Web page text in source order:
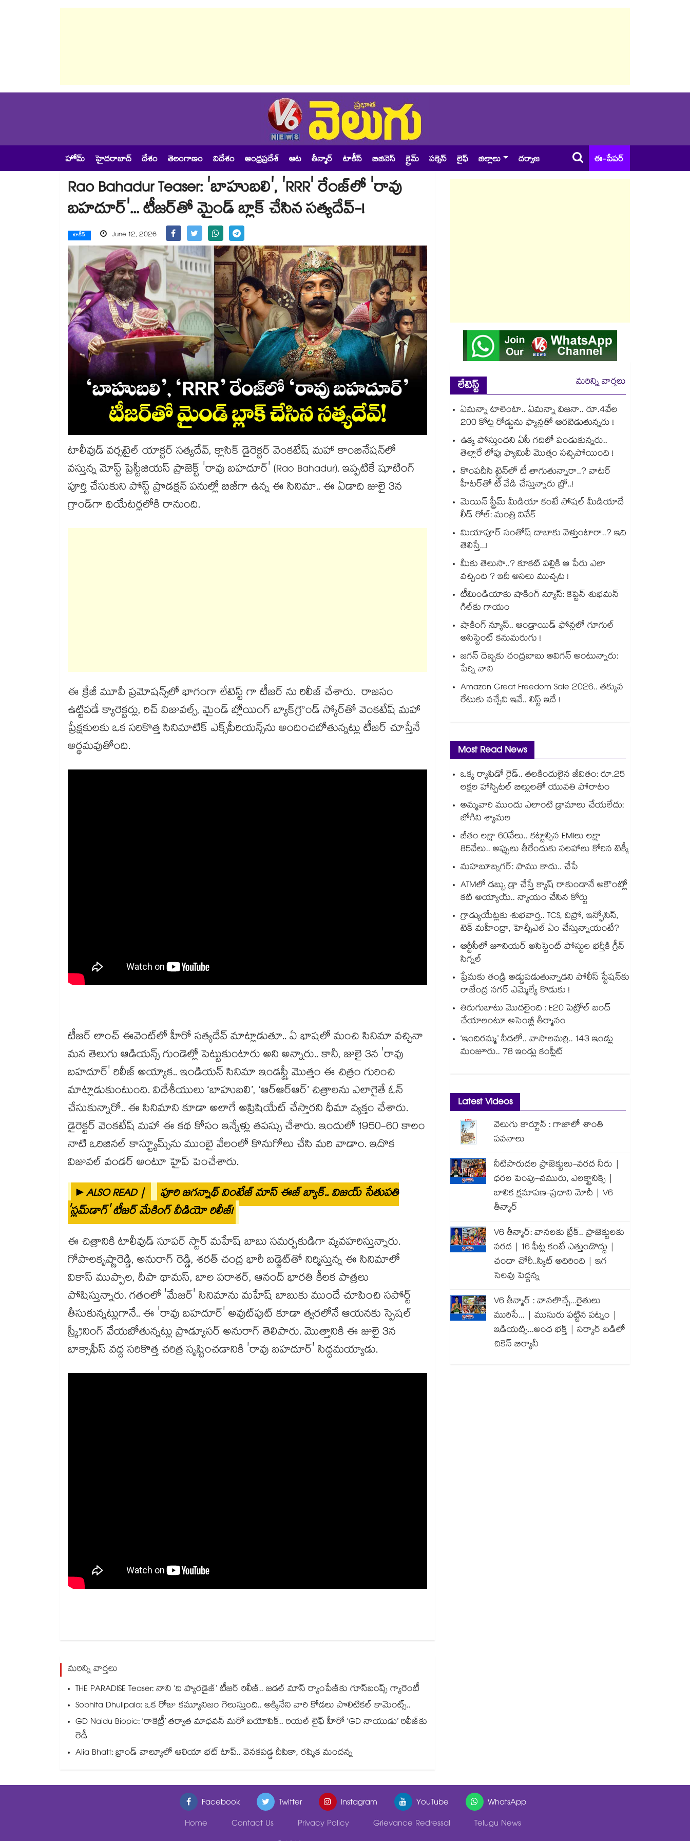
హోమ్ హైదరాబాద్ దేశం తెలంగాణం విదేశం ఆంధ్రప్రదేశ్ ఆట తీన్మార్ టాకీస్ బిజినెస్ క్రైమ్ సక్సెస్ లైఫ్ జిల్లాలు దర్వాజ ఈ-పేపర్
Rao Bahadur Teaser: 'బాహుబలి', 'RRR' రేంజ్‌లో 'రావు
బహదూర్‌'... టీజర్‌తో మైండ్ బ్లాక్ చేసిన సత్యదేవ్-!
టాకీస్ June 12, 2026
టాలీవుడ్ వర్సటైల్ యాక్టర్ సత్యదేవ్, క్లాసిక్ డైరెక్టర్ వెంకటేష్ మహా కాంబినేషన్‌లో
వస్తున్న మోస్ట్ ప్రెస్టీజియస్ ప్రాజెక్ట్ 'రావు బహదూర్‌' (Rao Bahadur). ఇప్పటికే షూటింగ్
పూర్తి చేసుకుని పోస్ట్ ప్రొడక్షన్ పనుల్లో బిజీగా ఉన్న ఈ సినిమా.. ఈ ఏడాది జులై 3న
గ్రాండ్‌గా థియేటర్లలోకి రానుంది.
ఈ క్రేజీ మూవీ ప్రమోషన్స్‌లో భాగంగా లేటెస్ట్ గా టీజర్ ను రిలీజ్ చేశారు. రాజసం
ఉట్టిపడే క్యారెక్టర్లు, రిచ్ విజువల్స్, మైండ్ బ్లోయింగ్ బ్యాక్‌గ్రౌండ్ స్కోర్‌తో వెంకటేష్ మహా
ప్రేక్షకులకు ఒక సరికొత్త సినిమాటిక్ ఎక్స్‌పీరియన్స్‌ను అందించబోతున్నట్లు టీజర్ చూస్తేనే
అర్థమవుతోంది.
టీజర్ లాంచ్ ఈవెంట్‌లో హీరో సత్యదేవ్ మాట్లాడుతూ.. ఏ భాషలో మంచి సినిమా వచ్చినా
మన తెలుగు ఆడియన్స్ గుండెల్లో పెట్టుకుంటారు అని అన్నారు.. కానీ, జులై 3న 'రావు
బహదూర్‌' రిలీజ్ అయ్యాక.. ఇండియన్ సినిమా ఇండస్ట్రీ మొత్తం ఈ చిత్రం గురించి
మాట్లాడుకుంటుంది. విదేశీయులు ‘బాహుబలి’, ‘ఆర్‌ఆర్‌ఆర్’ చిత్రాలను ఎలాగైతే ఓన్
చేసుకున్నారో.. ఈ సినిమాని కూడా అలాగే అప్రిషియేట్ చేస్తారని ధీమా వ్యక్తం చేశారు.
డైరెక్టర్ వెంకటేష్ మహా ఈ కథ కోసం ఇన్నేళ్లు తపస్సు చేశారు. ఇందులో 1950-60 కాలం
నాటి ఒరిజినల్ కాస్ట్యూమ్స్‌ను ముంబై వేలంలో కొనుగోలు చేసి మరి వాడాం. ఇదొక
విజువల్ వండర్ అంటూ హైప్ పెంచేశారు.
►ALSO READ |
పూరి జగన్నాథ్ వింటేజ్ మాస్ ఈజ్ బ్యాక్.. విజయ్ సేతుపతి
'స్లమ్‌డాగ్' టీజర్ మేకింగ్ వీడియో రిలీజ్!
ఈ చిత్రానికి టాలీవుడ్ సూపర్ స్టార్ మహేష్ బాబు సమర్పకుడిగా వ్యవహరిస్తున్నారు.
గోపాలకృష్ణారెడ్డి, అనురాగ్ రెడ్డి, శరత్ చంద్ర భారీ బడ్జెట్‌తో నిర్మిస్తున్న ఈ సినిమాలో
వికాస్ ముప్పాల, దీపా థామస్, బాల పరాశర్, ఆనంద్ భారతి కీలక పాత్రలు
పోషిస్తున్నారు. గతంలో 'మేజర్' సినిమాను మహేష్ బాబుకు ముందే చూపించి సపోర్ట్
తీసుకున్నట్లుగానే.. ఈ 'రావు బహదూర్‌' అవుట్‌పుట్ కూడా త్వరలోనే ఆయనకు స్పెషల్
స్క్రీనింగ్ వేయబోతున్నట్లు ప్రొడ్యూసర్ అనురాగ్ తెలిపారు. మొత్తానికి ఈ జులై 3న
బాక్సాఫీస్ వద్ద సరికొత్త చరిత్ర సృష్టించడానికి 'రావు బహదూర్‌' సిద్ధమయ్యాడు.
మరిన్ని వార్తలు
THE PARADISE Teaser: నాని ‘ది ప్యారడైజ్‌‌’ టీజర్ రిలీజ్.. జడల్ మాస్ ర్యాంపేజ్‌కు గూస్‌బంప్స్ గ్యారెంటీ
Sobhita Dhulipala: ఒక రోజు కమ్యూనిజం గెలుస్తుంది.. అక్కినేని వారి కోడలు పొలిటికల్ కామెంట్స్..
GD Naidu Biopic: ‘రాకెట్రీ’ తర్వాత మాధవన్ మరో బయోపిక్.. రియల్ లైఫ్ హీరో ‘GD నాయుడు’ రిలీజ్⁬కు
రెడీ
Alia Bhatt: బ్రాండ్ వాల్యూలో ఆలియా భట్ టాప్.. వెనకపడ్డ దీపికా, రష్మిక మందన్న
లేటెస్ట్
మరిన్ని వార్తలు
ఏమన్నా టాలెంటా.. ఏమన్నా విజనా.. రూ.4వేల
200 కోట్ల రోడ్డును ఫ్యాన్లతో ఆరబెడుతున్నరు !
ఉక్క పోస్తుందని ఏసీ గదిలో పండుకున్నరు..
తెల్లారే లోపు ఫ్యామిలీ మొత్తం సచ్చిపోయింది !
కొంపదీసి ట్రైన్⁬లో టీ తాగుతున్నారా..? వాటర్
హీటర్⁭⁭తో టీ వేడి చేస్తున్నారు బ్రో..!
మెయిన్ స్ట్రీమ్ మీడియా కంటే సోషల్ మీడియాదే
లీడ్ రోల్: మంత్రి వివేక్
మియాపూర్ సంతోష్ దాబాకు వెళ్తుంటారా..? ఇది
తెలిస్తే...!
మీకు తెలుసా..? కూకట్ పల్లికి ఆ పేరు ఎలా
వచ్చింది ? ఇదీ అసలు ముచ్చట !
టీమిండియాకు షాకింగ్ న్యూస్: కెప్టెన్ శుభమన్
గిల్‎కు గాయం
షాకింగ్ న్యూస్.. ఆండ్రాయిడ్ ఫోన్లలో గూగుల్
అసిస్టెంట్ కనుమరుగు !
జగన్ దెబ్బకు చంద్రబాబు అవిగన్ అంటున్నారు:
పేర్ని నాని
Amazon Great Freedom Sale 2026.. తక్కువ
రేటుకు వచ్చేవి ఇవే.. లిస్ట్ ఇదే !
Most Read News
ఒక్క ర్యాపిడో రైడ్.. తలకిందులైన జీవితం: రూ.25
లక్షల హాస్పిటల్ బిల్లులతో యువతి పోరాటం
అమ్మవారి ముందు ఎలాంటి డ్రామాలు చేయలేదు:
జోగిని శ్యామల
జీతం లక్షా 60వేలు.. కట్టాల్సిన EMIలు లక్షా
85వేలు.. అప్పులు తీరేందుకు సలహాలు కోరిన టెక్కీ
మహబూబ్నగర్: పాము కాదు.. చేపే
ATMలో డబ్బు డ్రా చేస్తే క్యాష్ రాకుండానే అకౌంట్లో
కట్ అయ్యాయ్.. న్యాయం చేసిన కోర్టు
గ్రాడ్యుయేట్లకు శుభవార్త.. TCS, విప్రో, ఇన్ఫోసిస్,
టెక్ మహీంద్రా, హెచ్సీఎల్ ఏం చేస్తున్నాయంటే?
ఆర్టీసీలో జూనియర్ అసిస్టెంట్‌‌ పోస్టుల భర్తీకి గ్రీన్‌‌
సిగ్నల్
ప్రేమకు తండ్రి అడ్డుపడుతున్నాడని పోలీస్ స్టేషన్⁪కు
రాజేంద్ర నగర్ ఎమ్మెల్యే కొడుకు !
తిరుగుబాటు మొదలైంది : E20 పెట్రోల్ బంద్
చేయాలంటూ అసెంబ్లీ తీర్మానం
‘ఇందిరమ్మ’ నీడలో.. వాసాలమర్రి.. 143 ఇండ్లు
మంజూరు.. 78 ఇండ్లు కంప్లీట్
Latest Videos
వెలుగు కార్టూన్ : గాజాలో శాంతి
పవనాలు
నీటిపారుదల ప్రాజెక్టులు-వరద నీరు |
ధరల పెంపు-చమురు, ఎలక్ట్రానిక్స్ |
బాలిక క్షమాపణ-ప్రధాని మోదీ | V6
తీన్మార్
V6 తీన్మార్: వానలకు బ్రేక్.. ప్రాజెక్టులకు
వరద | 16 ఫీట్ల కంటే ఎత్తుండొద్దు |
చందా చోరీ..స్కిట్ అదిరింది | ఇగ
సెలవు పెద్దన్న
V6 తీన్మార్ : వానలొచ్చే...రైతులు
మురిసే... | ముసురు పట్టిన పట్నం |
ఇడియట్స్...అంధ భక్త్ | సర్కార్ బడిలో
చికెన్ బిర్యానీ
Facebook Twitter Instagram YouTube
WhatsApp
Home
Contact Us Privacy Policy Grievance Redressal Telugu News